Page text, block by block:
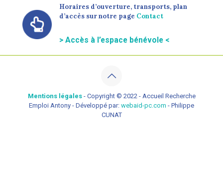
Horaires d’ouverture, transports, plan
d’accès sur notre page Contact
> Accès à l’espace bénévole <
Mentions légales - Copyright © 2022 - Accueil Recherche
Emploi Antony - Développé par: webaid-pc.com - Philippe
CUNAT